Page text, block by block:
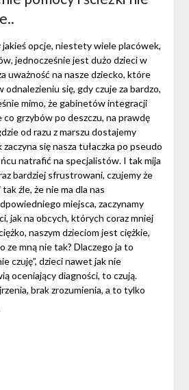
jakieś opcje, niestety wiele placówek,
jednocześnie jest dużo dzieci w
uważność na nasze dziecko, które
się, gdy czuje za bardzo,
mimo, że gabinetów integracji
grzybów po deszczu, na prawdę
od razu z marszu dostajemy
się nasza tułaczka po pseudo
natrafić na specjalistów. I tak mija
bardziej sfrustrowani, czujemy że
źle, że nie ma dla nas
miejsca, zaczynamy
jak na obcych, których coraz mniej
naszym dzieciom jest ciężkie,
ze mną nie tak? Dlaczego ja to
czuję”, dzieci nawet jak nie
oceniający diagności, to czują.
brak zrozumienia, a to tylko